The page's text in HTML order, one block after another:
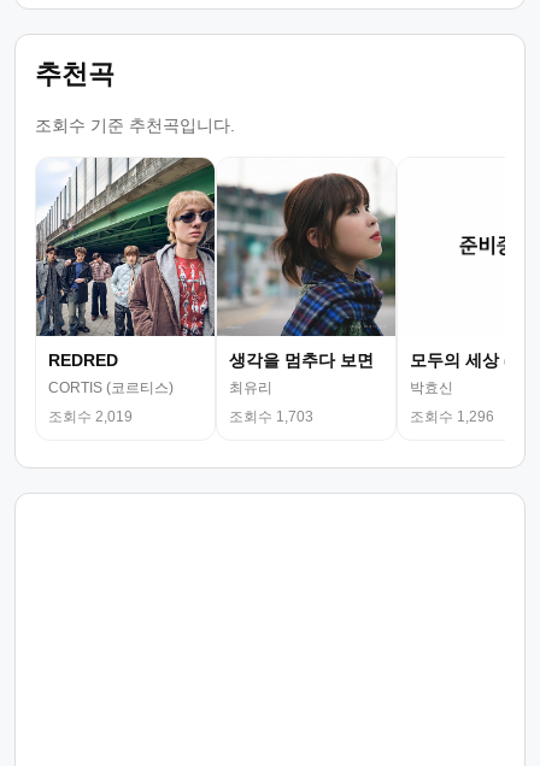
추천곡
조회수 기준 추천곡입니다.
REDRED
CORTIS (코르티스)
조회수 2,019
생각을 멈추다 보면
최유리
조회수 1,703
모두의 세상 (뮤
박효신
조회수 1,296